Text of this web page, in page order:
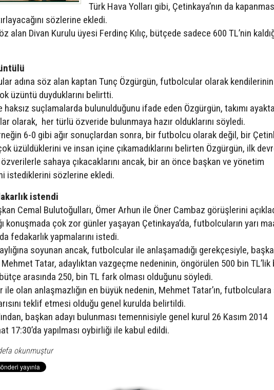
Türk Hava Yolları gibi, Çetinkaya’nın da
sözlerine ekledi.
alan Divan Kurulu üyesi Ferdinç Kılıç, bütçede sadece 600 TL’nin
adına söz alan kaptan Tunç Özgürgün, futbolcular olarak
üzüntü duyduklarını belirtti.
haksız suçlamalarda bulunulduğunu ifade eden Özgürgün, takımı ayakta
olarak, her türlü özveride bulunmaya hazır olduklarını söyledi.
6-0 gibi ağır sonuçlardan sonra, bir futbolcu olarak değil, bir
üzüldüklerini ve insan içine çıkamadıklarını belirten Özgürgün, ilk
sahaya çıkacaklarını ancak, bir an önce başkan ve yönetim
istediklerini sözlerine ekledi.
istendi
Cemal Bulutoğulları, Ömer Arhun ile Öner Cambaz görüşlerini
konuşmada çok zor günler yaşayan Çetinkaya’da, futbolcuların yarı
fedakarlık yapmalarını istedi.
soyunan ancak, futbolcular ile anlaşamadığı gerekçesiyle,
Mehmet Tatar, adaylıktan vazgeçme nedeninin, öngörülen 500 bin
arasında 250, bin TL fark olması olduğunu söyledi.
olan anlaşmazlığın en büyük nedenin, Mehmet Tatar’ın,
teklif etmesi olduğu genel kurulda belirtildi.
başkan adayı bulunması temennisiyle genel kurul 26 Kasım 2014
17:30’da yapılması oybirliği ile kabul edildi.
okunmuştur